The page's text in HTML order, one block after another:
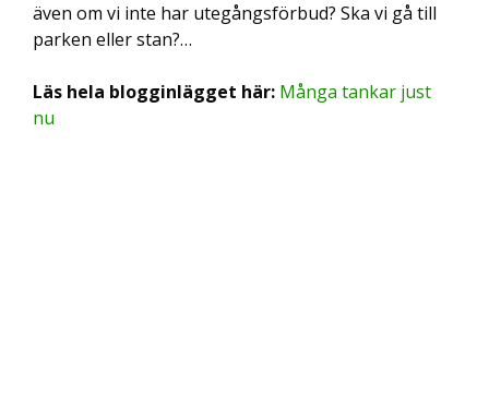
även om vi inte har utegångsförbud? Ska vi gå till
parken eller stan?…
Läs hela blogginlägget här: Många tankar just
nu